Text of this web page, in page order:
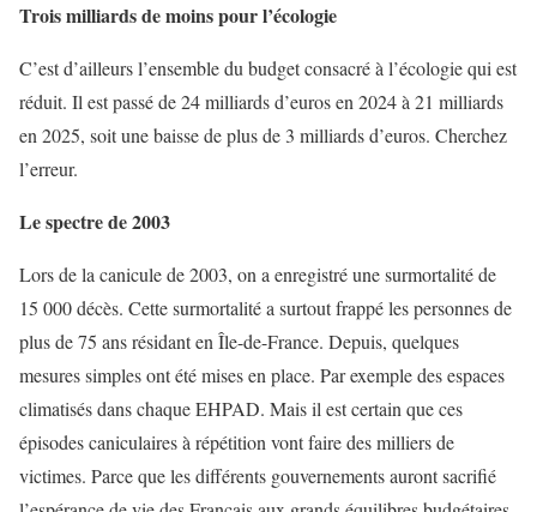
Trois milliards de moins pour l’écologie
C’est d’ailleurs l’ensemble du budget consacré à l’écologie qui est
réduit. Il est passé de 24 milliards d’euros en 2024 à 21 milliards
en 2025, soit une baisse de plus de 3 milliards d’euros. Cherchez
l’erreur.
Le spectre de 2003
Lors de la canicule de 2003, on a enregistré une surmortalité de
15 000 décès. Cette surmortalité a surtout frappé les personnes de
plus de 75 ans résidant en Île-de-France. Depuis, quelques
mesures simples ont été mises en place. Par exemple des espaces
climatisés dans chaque EHPAD. Mais il est certain que ces
épisodes caniculaires à répétition vont faire des milliers de
victimes. Parce que les différents gouvernements auront sacrifié